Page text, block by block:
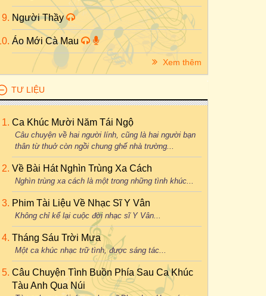
Người Thầy
Áo Mới Cà Mau
Xem thêm
TƯ LIỆU
Ca Khúc Mười Năm Tái Ngộ
Câu chuyện về hai người lính, cũng là hai người bạn
thân từ thuở còn ngồi chung ghế nhà trường...
Về Bài Hát Nghìn Trùng Xa Cách
Nghìn trùng xa cách là một trong những tình khúc...
Phim Tài Liệu Về Nhạc Sĩ Y Vân
Không chỉ kể lại cuộc đời nhạc sĩ Y Vân...
Tháng Sáu Trời Mưa
Một ca khúc nhạc trữ tình, được sáng tác...
Câu Chuyện Tình Buồn Phía Sau Ca Khúc
Tàu Anh Qua Núi